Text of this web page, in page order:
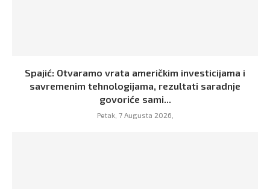
Spajić: Otvaramo vrata američkim investicijama i
savremenim tehnologijama, rezultati saradnje
govoriće sami...
Petak, 7 Augusta 2026,